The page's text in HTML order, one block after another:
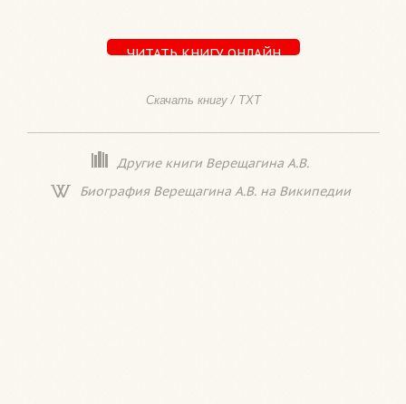
ЧИТАТЬ КНИГУ ОНЛАЙН
Скачать книгу / TXT
Другие книги Верещагина А.В.
Биография Верещагина А.В. на Википедии